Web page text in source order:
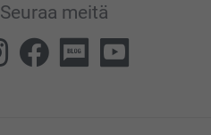
Seuraa meitä